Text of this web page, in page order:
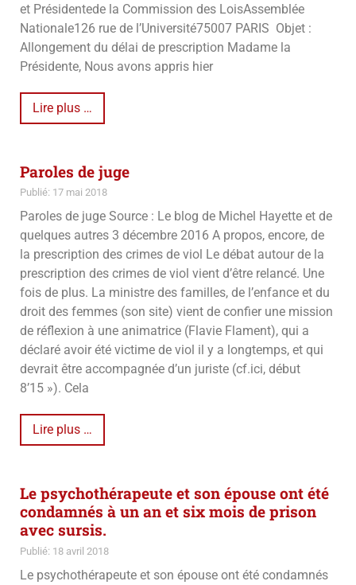
et Présidentede la Commission des LoisAssemblée
Nationale126 rue de l’Université75007 PARIS Objet :
Allongement du délai de prescription Madame la
Présidente, Nous avons appris hier
Lire plus …
Paroles de juge
Publié: 17 mai 2018
Paroles de juge Source : Le blog de Michel Hayette et de
quelques autres 3 décembre 2016 A propos, encore, de
la prescription des crimes de viol Le débat autour de la
prescription des crimes de viol vient d’être relancé. Une
fois de plus. La ministre des familles, de l’enfance et du
droit des femmes (son site) vient de confier une mission
de réflexion à une animatrice (Flavie Flament), qui a
déclaré avoir été victime de viol il y a longtemps, et qui
devrait être accompagnée d’un juriste (cf.ici, début
8’15 »). Cela
Lire plus …
Le psychothérapeute et son épouse ont été
condamnés à un an et six mois de prison
avec sursis.
Publié: 18 avril 2018
Le psychothérapeute et son épouse ont été condamnés